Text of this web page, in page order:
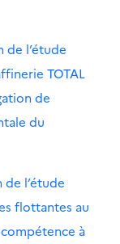
de l’étude
TOTAL
de
du
l’étude
flottantes au
à